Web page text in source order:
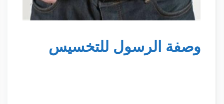
وصفة الرسول للتخسيس